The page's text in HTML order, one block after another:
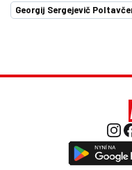
Georgij Sergejevič